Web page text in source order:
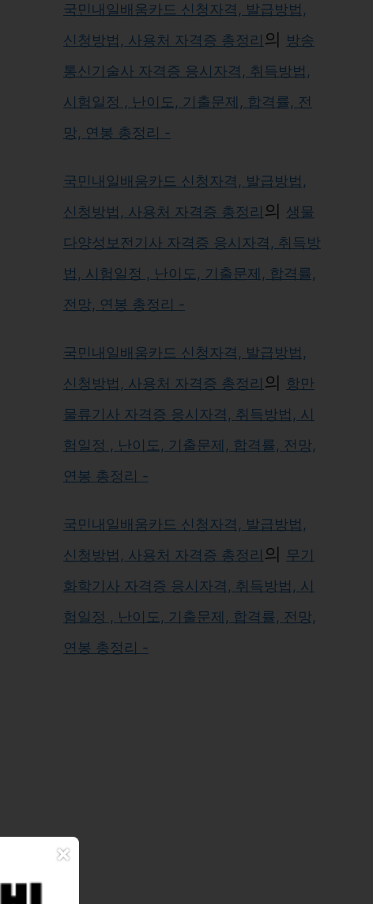
국민내일배움카드 신청자격, 발급방법,
신청방법, 사용처 자격증 총정리 의 방송
통신기술사 자격증 응시자격, 취득방법,
시험일정 , 난이도, 기출문제, 합격률, 전
망, 연봉 총정리 -
국민내일배움카드 신청자격, 발급방법,
신청방법, 사용처 자격증 총정리 의 생물
다양성보전기사 자격증 응시자격, 취득방
법, 시험일정 , 난이도, 기출문제, 합격률,
전망, 연봉 총정리 -
국민내일배움카드 신청자격, 발급방법,
신청방법, 사용처 자격증 총정리 의 항만
물류기사 자격증 응시자격, 취득방법, 시
험일정 , 난이도, 기출문제, 합격률, 전망,
연봉 총정리 -
국민내일배움카드 신청자격, 발급방법,
신청방법, 사용처 자격증 총정리 의 무기
화학기사 자격증 응시자격, 취득방법, 시
험일정 , 난이도, 기출문제, 합격률, 전망,
연봉 총정리 -
×